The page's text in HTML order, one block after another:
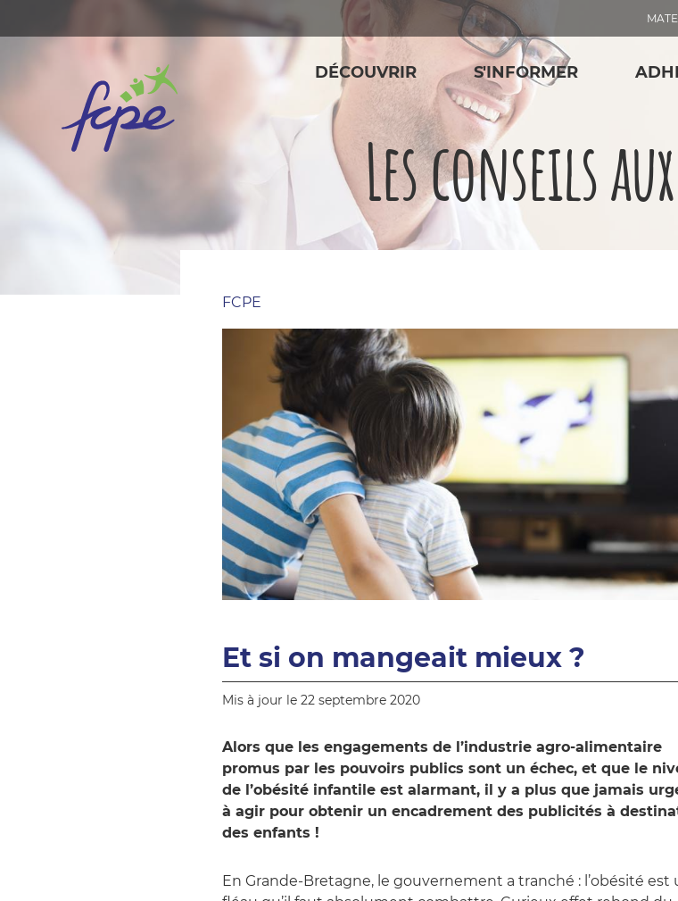
DÉCOUVRIR S'INFORMER
Les conseils
FCPE
Et si on mangeait mieux ?
Mis à jour le 22 septembre 2020
Alors que les engagements de l’industrie agro-alimentaire
promus par les pouvoirs publics sont un échec, et que le
de l’obésité infantile est alarmant, il y a plus que jamais
à agir pour obtenir un encadrement des publicités à
des enfants !
En Grande-Bretagne, le gouvernement a tranché : l’obésité est
Panneau de gestion des cookies